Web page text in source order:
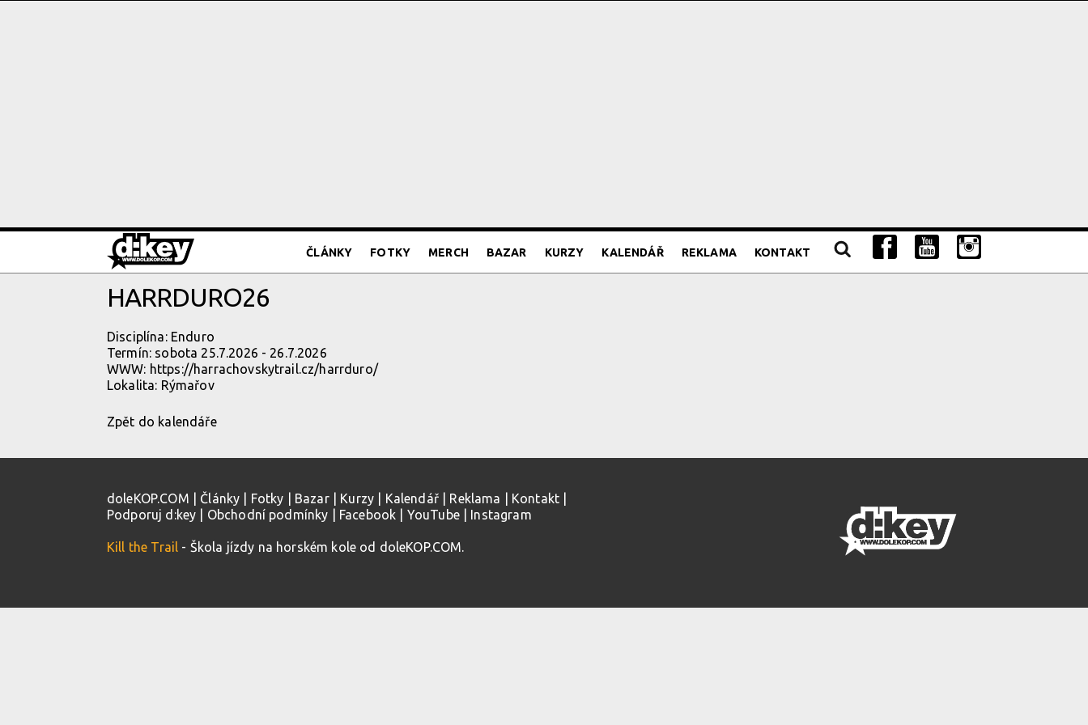
ČLÁNKY FOTKY MERCH BAZAR KURZY KALENDÁŘ REKLAMA KONTAKT
HARRDURO26
Disciplína: Enduro
Termín: sobota 25.7.2026 - 26.7.2026
WWW: https://harrachovskytrail.cz/harrduro/
Lokalita: Rýmařov
Zpět do kalendáře
doleKOP.COM Články Fotky Bazar| Kurzy Kalendář| Reklama Kontakt
Podporuj d:key
Obchodní podmínky Facebook YouTube| Instagram
Kill the Trail - Škola jízdy na horském kole od doleKOP.COM.